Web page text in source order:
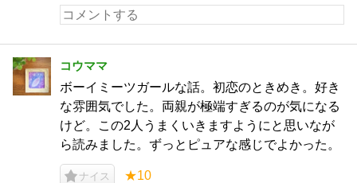
コウママ
ボーイミーツガールな話。初恋のときめき。好き
な雰囲気でした。両親が極端すぎるのが気になる
けど。この2人うまくいきますようにと思いなが
ら読みました。ずっとピュアな感じでよかった。
ナイス ★10